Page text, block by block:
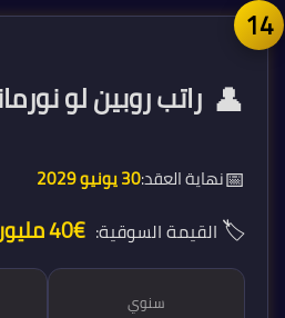
👤 راتب روبين لو نورماند
نهاية العقد:30 يونيو 2029
🏷️القيمة السوقية:€40 مليون
سنوي